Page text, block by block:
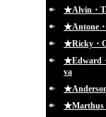
★Alvin・
★Antone
★Ricky・
★Edward
va
★Marthus